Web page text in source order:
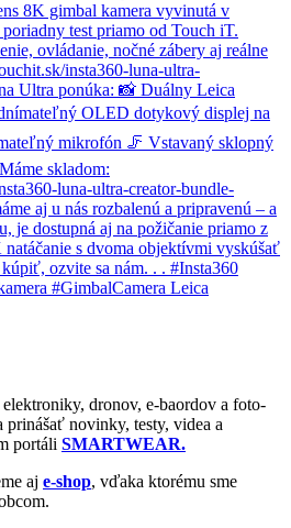
dronov, e-baordov a foto-
prinášať novinky, testy, videa a
portáli SMARTWEAR.
aj e-shop, vďaka ktorému sme